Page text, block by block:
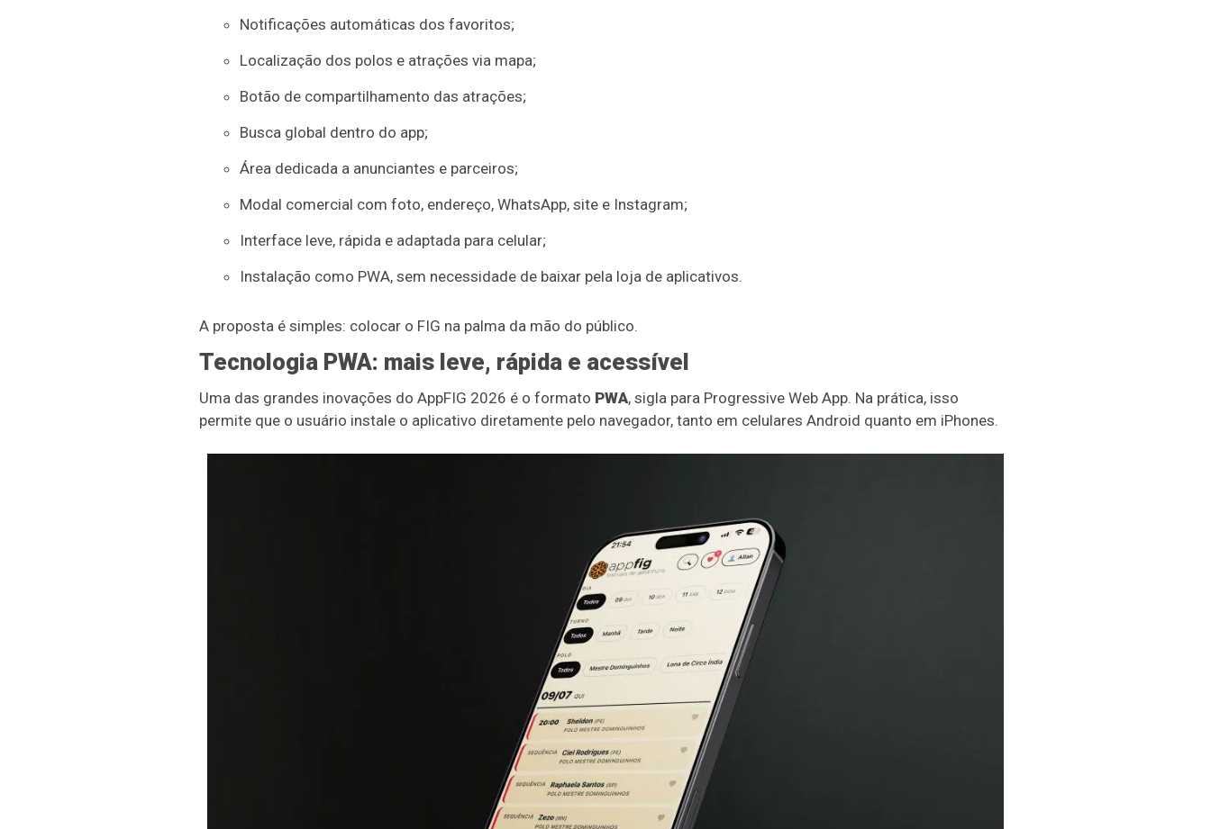
Notificações automáticas dos favoritos;
Localização dos polos e atrações via mapa;
Botão de compartilhamento das atrações;
Busca global dentro do app;
Área dedicada a anunciantes e parceiros;
Modal comercial com foto, endereço, WhatsApp, site e Instagram;
Interface leve, rápida e adaptada para celular;
Instalação como PWA, sem necessidade de baixar pela loja de aplicativos.
A proposta é simples: colocar o FIG na palma da mão do público.
Tecnologia PWA: mais leve, rápida e acessível
Uma das grandes inovações do AppFIG 2026 é o formato PWA, sigla para Progressive Web App. Na prática, isso
permite que o usuário instale o aplicativo diretamente pelo navegador, tanto em celulares Android quanto em iPhones.